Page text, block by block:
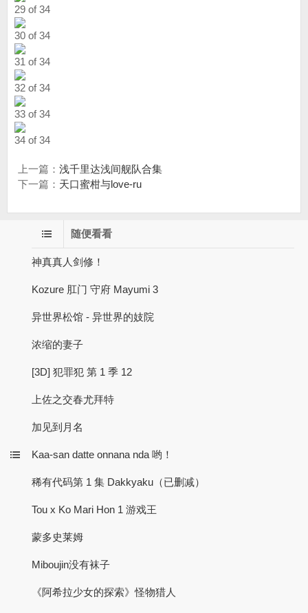
29 of 34
30 of 34
31 of 34
32 of 34
33 of 34
34 of 34
上一篇： 浅千里达浅间舰队合集
下一篇： 天口蜜柑与love-ru
随便看看
神真真人剑修！
Kozure 肛门 守府 Mayumi 3
异世界松馆 - 异世界的妓院
浓缩的妻子
[3D] 犯罪犯 第 1 季 12
上佐之交春尤拜特
加见到月名
Kaa-san datte onnana nda 哟！
稀有代码第 1 集 Dakkyaku（已删减）
Tou x Ko Mari Hon 1 游戏王
蒙多史莱姆
Miboujin没有袜子
《阿希拉少女的探索》怪物猎人